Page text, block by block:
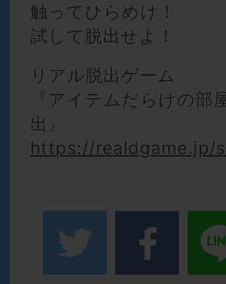
触ってひらめけ！
試して脱出せよ！
リアル脱出ゲーム
『アイテムだらけの部
出』
https://realdgame.jp/